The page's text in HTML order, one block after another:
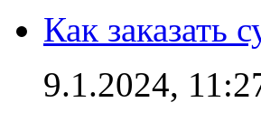
Как заказать
9.1.2024,